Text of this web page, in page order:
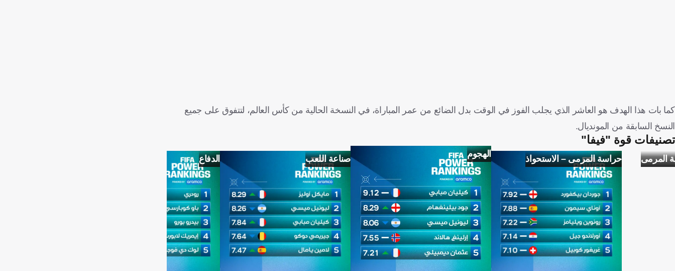
كما بات هذا الهدف هو العاشر الذي يجلب الفوز في الوقت بدل الضائع من عمر المباراة، في النسخة الحالية من كأس العالم، لتتفوق على جميع
النسخ السابقة من المونديال.
تصنيفات قوة "فيفا"
المرمى حراسة المرمى – الاستحواذ الهجوم صناعة اللعب الدفاع